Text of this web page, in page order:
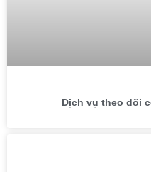
Dịch vụ theo dõi